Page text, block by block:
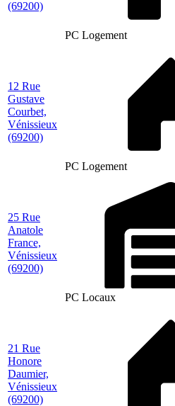
(69200)
PC Logement
12 Rue
Gustave
Courbet,
Vénissieux
(69200)
PC Logement
25 Rue
Anatole
France,
Vénissieux
(69200)
PC Locaux
21 Rue
Honore
Daumier,
Vénissieux
(69200)